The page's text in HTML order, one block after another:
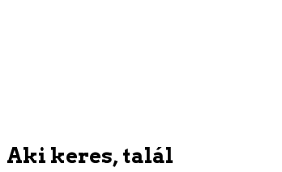
Aki keres, talál